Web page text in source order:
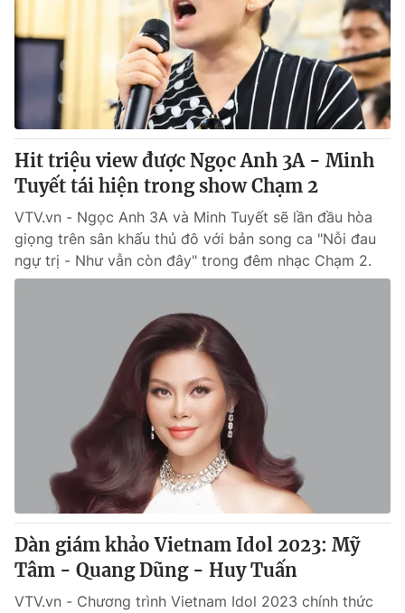
Sản phẩm
Thị trường
Tư vấn
Giao lưu trực tuyến
Lịch phát sóng
Chuyên mục khác
Emagazine Podcast
Photo Infographic
Video Shorts video
VTV Thể thao
VTV Sức khoẻ Bất động sản
Thị trường 24h Tấm lòng Việt
VTV4 Vươn mình bằng AI
VTV9 VTV8
Liên hệ tòa soạn English
Hit triệu view được Ngọc Anh 3A - Minh
Tuyết tái hiện trong show Chạm 2
VTV.vn - Ngọc Anh 3A và Minh Tuyết sẽ lần đầu hòa
giọng trên sân khấu thủ đô với bản song ca "Nỗi đau
ngự trị - Như vẫn còn đây" trong đêm nhạc Chạm 2.
Dàn giám khảo Vietnam Idol 2023: Mỹ
Tâm - Quang Dũng - Huy Tuấn
VTV.vn - Chương trình Vietnam Idol 2023 chính thức